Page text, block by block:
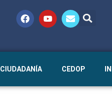
CIUDADANÍA CEDOP